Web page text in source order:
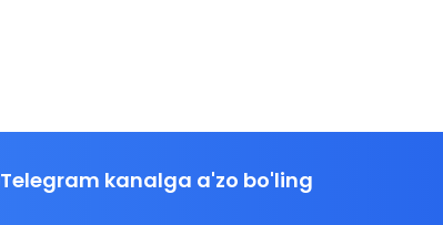
Telegram kanalga a'zo bo'ling